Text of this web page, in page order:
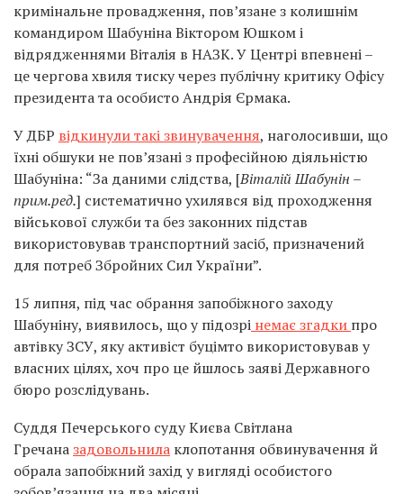
кримінальне провадження, пов’язане з колишнім
командиром Шабуніна Віктором Юшком і
відрядженнями Віталія в НАЗК. У Центрі впевнені –
це чергова хвиля тиску через публічну критику Офісу
президента та особисто Андрія Єрмака.
У ДБР відкинули такі звинувачення, наголосивши, що
їхні обшуки не повʼязані з професійною діяльністю
Шабуніна: “За даними слідства, [Віталій Шабунін –
прим.ред.] систематично ухилявся від проходження
військової служби та без законних підстав
використовував транспортний засіб, призначений
для потреб Збройних Сил України”.
15 липня, під час обрання запобіжного заходу
Шабуніну, виявилось, що у підозрі немає згадки про
автівку ЗСУ, яку активіст буцімто використовував у
власних цілях, хоч про це йшлось заяві Державного
бюро розслідувань.
Суддя Печерського суду Києва Світлана
Гречаназадовольнила клопотання обвинувачення й
обрала запобіжний захід у вигляді особистого